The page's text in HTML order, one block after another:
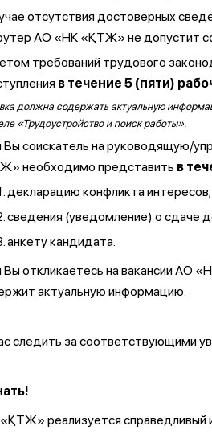
отсутствия достоверных
АО «НК «ҚТЖ» не допустит
требований трудового
в течение 5 (пяти)
должна содержать актуальную
«Трудоустройство и поиск работы».
Вы соискатель на руководящую/
необходимо представить в
декларацию конфликта интересов;
сведения (уведомление) о сдаче
анкету кандидата.
Вы откликаетесь на вакансии АО
актуальную информацию.
следить за соответствующими
реализуется справедливый